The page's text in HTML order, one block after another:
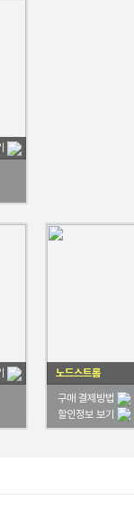
노드스트롬
구매 결제방법
할인정보 보기